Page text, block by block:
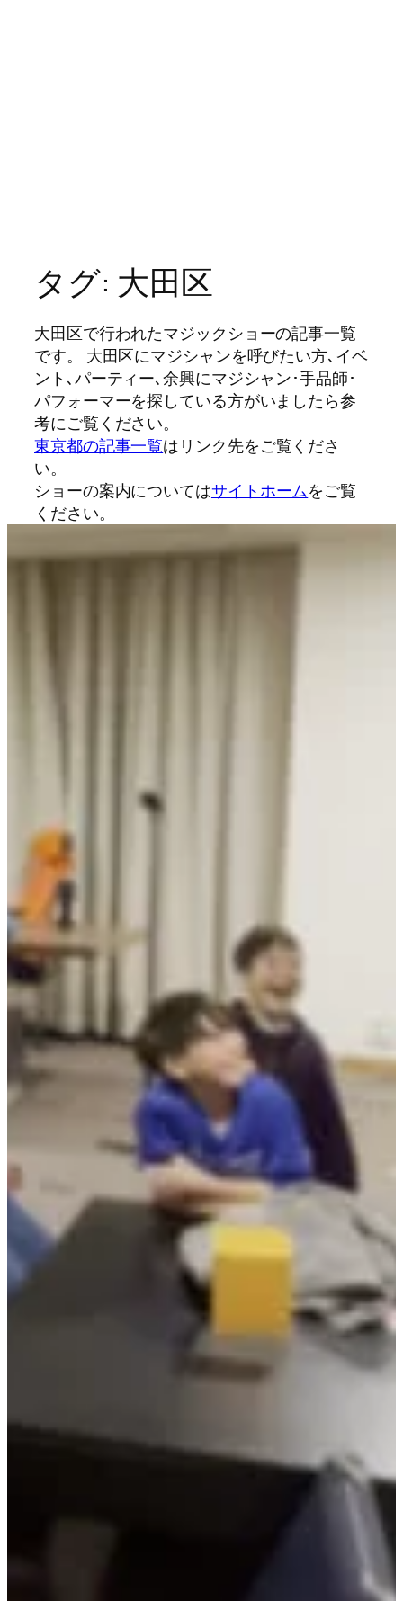
タグ: 大田区
大田区で行われたマジックショーの記事一覧
です。 大田区にマジシャンを呼びたい方､イベ
ント､パーティー､余興にマジシャン･手品師･
パフォーマーを探している方がいましたら参
考にご覧ください。
東京都の記事一覧はリンク先をご覧くださ
い。
ショーの案内についてはサイトホームをご覧
ください。